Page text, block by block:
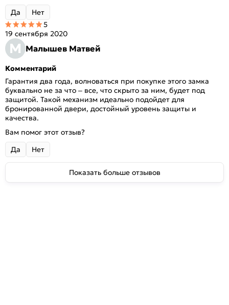
Да
Нет
М Малышев Матвей
19 сентября 2020
5
Комментарий
Гарантия два года, волноваться при покупке этого замка
буквально не за что – все, что скрыто за ним, будет под
защитой. Такой механизм идеально подойдет для
бронированной двери, достойный уровень защиты и
качества.
Вам помог этот отзыв?
Да
Нет
Показать больше отзывов